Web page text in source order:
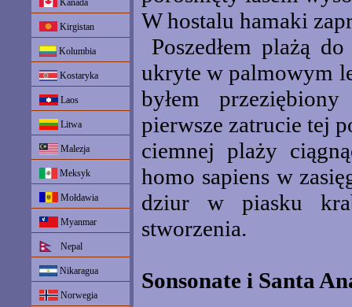
Kanada
Kirgistan
Kolumbia
Kostaryka
Laos
Litwa
Malezja
Meksyk
Mołdawia
Myanmar
Nepal
Nikaragua
Norwegia
W hostalu hamaki
Poszedłem plażą
ukryte w palmowym
byłem
pierwsze zatrucie tej
ciemnej plaży
homo sapiens w
dziur w piasku
stworzenia.
Sonsonate i Santa